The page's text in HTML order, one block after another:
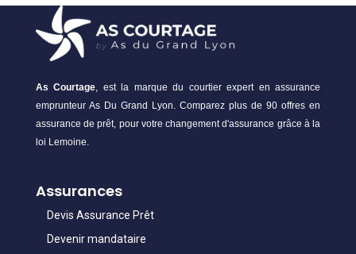
As Courtage, est la marque du courtier expert en assurance
emprunteur As Du Grand Lyon. Comparez plus de 90 offres en
assurance de prêt, pour votre changement d'assurance grâce à la
loi Lemoine.
Assurances
Devis Assurance Prêt
Devenir mandataire